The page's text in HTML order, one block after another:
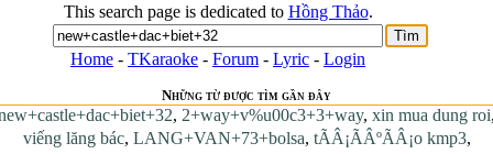
This search page is dedicated to Hồng Thảo.
Home - TKaraoke - Forum - Lyric - Login
Những từ được tìm gần đây
, 2+way+v%u00c3+3+way, xin mua dung roi,
viếng lăng bác, LANG+VAN+73+bolsa, tÃÂ¡ÃÂºÃÂ¡o kmp3,